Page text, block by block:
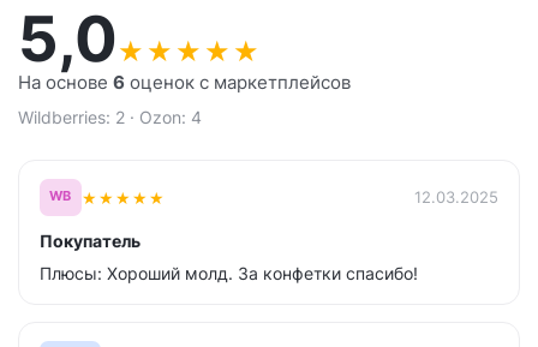
5,0★ ★ ★ ★ ★
На основе 6 оценок с маркетплейсов
Wildberries: 2 · Ozon: 4
WB ★★★★★ 12.03.2025
Покупатель
Плюсы: Хороший молд. За конфетки спасибо!